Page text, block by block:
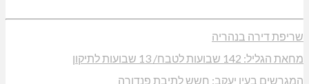
שריפת דירה בנהריה
מחאת הגליל: 142 שבועות לטבח/ 13 שבועות לתיקון
המגרשים בעין יעקב: חשש לתיבת פנדורה